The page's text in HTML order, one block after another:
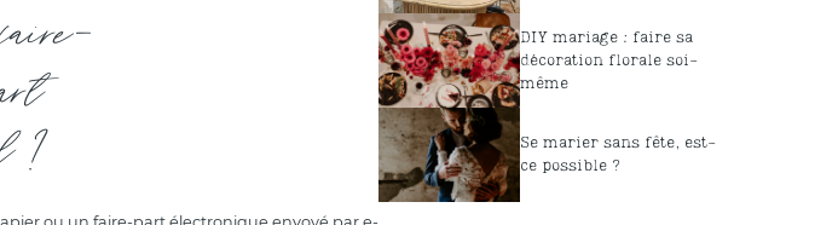
?
DIY mariage : faire sa
décoration florale soi-
même
Se marier sans fête, est-
ce possible ?